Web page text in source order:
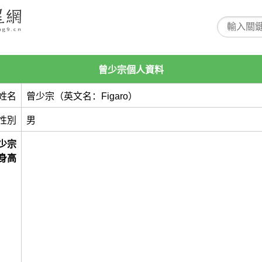
曾少宗個人資料
名 曾少宗（英文名：Figaro）
別 男
宗
高